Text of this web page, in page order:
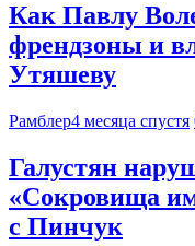
Как Павлу
френдзоны и
Утяшеву
Рамблер4 месяца спустя
Галустян
«Сокровища
с Пинчук